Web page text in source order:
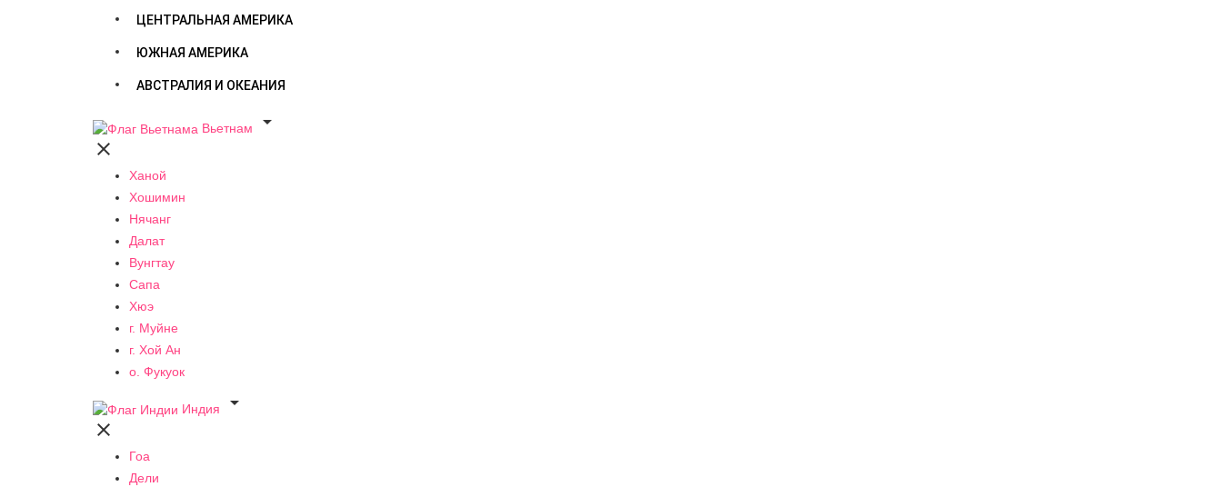
ЦЕНТРАЛЬНАЯ АМЕРИКА
ЮЖНАЯ АМЕРИКА
АВСТРАЛИЯ И ОКЕАНИЯ
Вьетнам


Ханой
Хошимин
Нячанг
Далат
Вунгтау
Сапа
Хюэ
г. Муйне
г. Хой Ан
о. Фукуок
Индия


Гоа
Дели